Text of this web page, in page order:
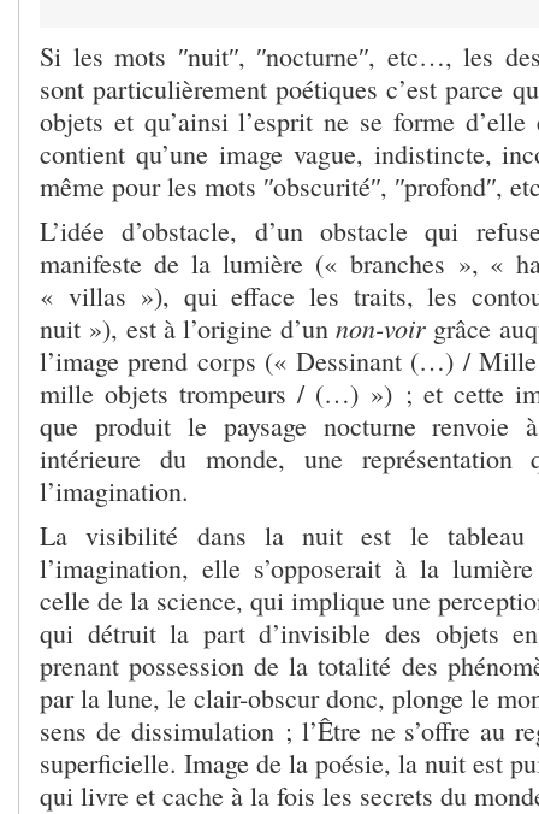
Si les mots ʺnuitʺ, ʺnocturneʺ, etc…, les
sont particulièrement poétiques c’est parce
objets et qu’ainsi l’esprit ne se forme
contient qu’une image vague, indistincte,
même pour les mots ʺobscuritéʺ, ʺprofondʺ,
L’idée d’obstacle, d’un obstacle qui
manifeste de la lumière (« branches », «
« villas »), qui efface les traits, les
nuit »), est à l’origine d’un non-voir grâce
l’image prend corps (« Dessinant (…) /
mille objets trompeurs / (…) ») ; et cette
que produit le paysage nocturne renvoie
intérieure du monde, une
l’imagination.
La visibilité dans la nuit est le
l’imagination, elle s’opposerait à la
celle de la science, qui implique une
qui détruit la part d’invisible des objets
prenant possession de la totalité des
par la lune, le clair-obscur donc, plonge le
sens de dissimulation ; l’Être ne s’offre au
superficielle. Image de la poésie, la nuit est
qui livre et cache à la fois les secrets du